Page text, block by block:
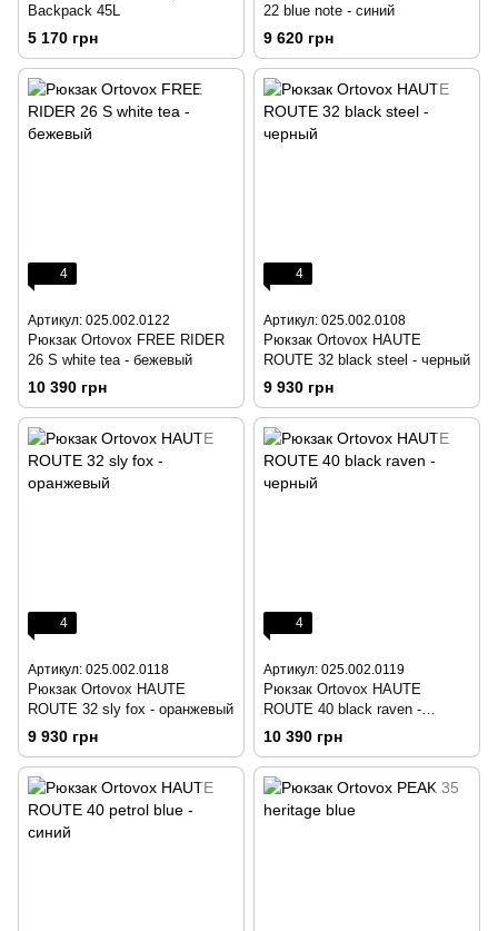
Backpack 45L
5 170 грн
22 blue note - синий
9 620 грн
4
Артикул: 025.002.0122
Рюкзак Ortovox FREE RIDER
26 S white tea - бежевый
10 390 грн
4
Артикул: 025.002.0108
Рюкзак Ortovox HAUTE
ROUTE 32 black steel - черный
9 930 грн
4
Артикул: 025.002.0118
Рюкзак Ortovox HAUTE
ROUTE 32 sly fox - оранжевый
9 930 грн
4
Артикул: 025.002.0119
Рюкзак Ortovox HAUTE
ROUTE 40 black raven -
черный
10 390 грн